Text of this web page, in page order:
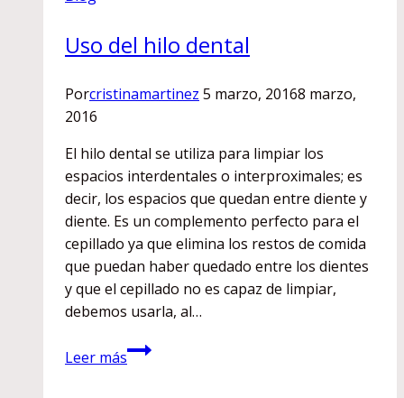
Uso del hilo dental
Porcristinamartinez 5 marzo, 20168 marzo,
2016
El hilo dental se utiliza para limpiar los
espacios interdentales o interproximales; es
decir, los espacios que quedan entre diente y
diente. Es un complemento perfecto para el
cepillado ya que elimina los restos de comida
que puedan haber quedado entre los dientes
y que el cepillado no es capaz de limpiar,
debemos usarla, al…
Leer másUso
del